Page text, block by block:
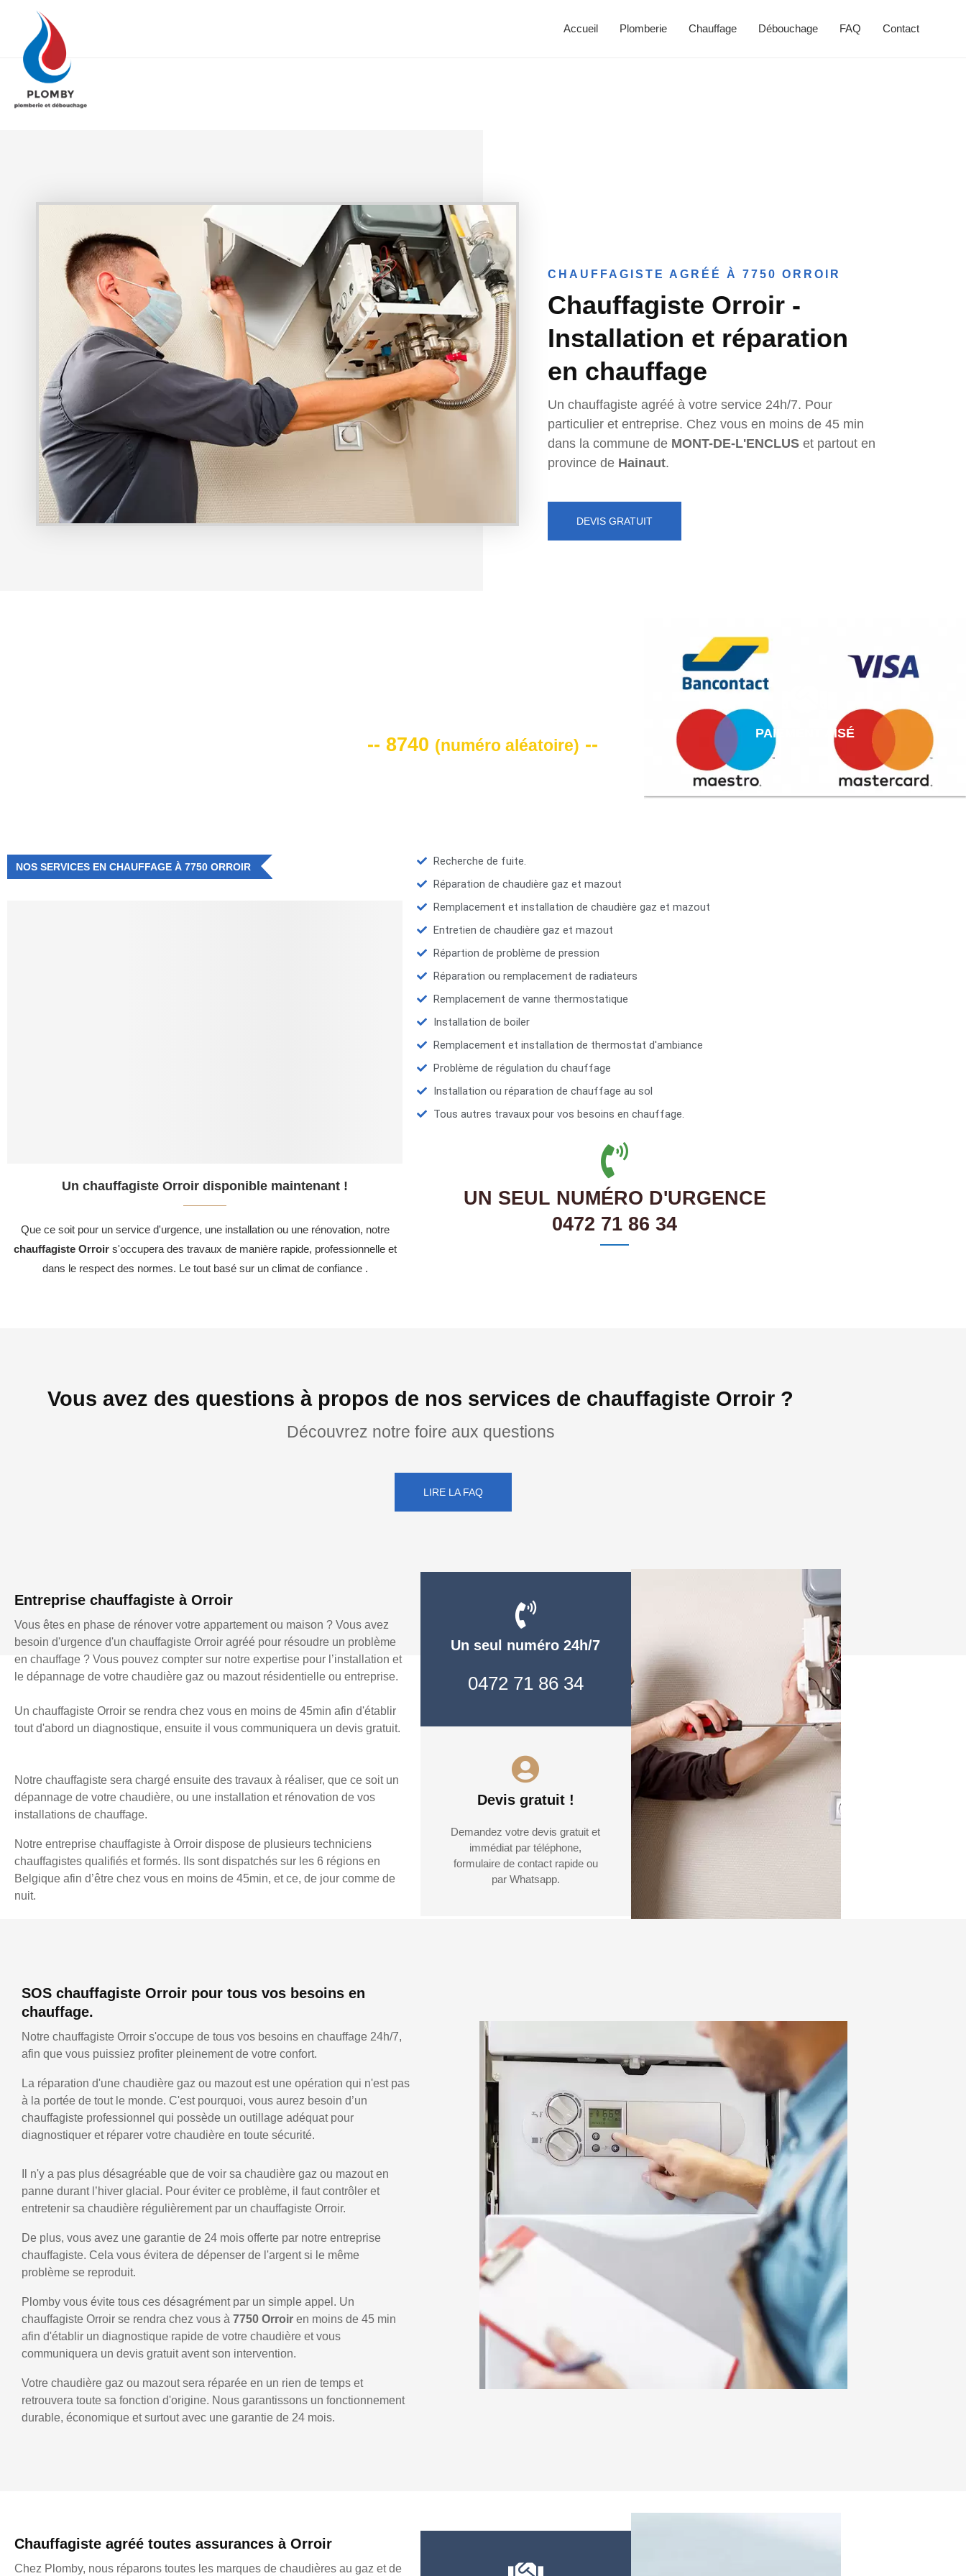
Accueil Plomberie Chauffage Débouchage FAQ Contact
CHAUFFAGISTE AGRÉÉ À 7750 ORROIR
Chauffagiste Orroir -
Installation et réparation
en chauffage
Un chauffagiste agréé à votre service 24h/7. Pour
particulier et entreprise. Chez vous en moins de 45 min
dans la commune de MONT-DE-L'ENCLUS et partout en
province de Hainaut.
DEVIS GRATUIT
-- 8740 (numéro aléatoire) --
PAIEMENT AISÉ
NOS SERVICES EN CHAUFFAGE À 7750 ORROIR
Un chauffagiste Orroir disponible maintenant !
Que ce soit pour un service d'urgence, une installation ou une rénovation, notre
chauffagiste Orroirs'occupera des travaux de manière rapide, professionnelle et
dans le respect des normes. Le tout basé sur un climat de confiance .
Recherche de fuite.
Réparation de chaudière gaz et mazout
Remplacement et installation de chaudière gaz et mazout
Entretien de chaudière gaz et mazout
Répartion de problème de pression
Réparation ou remplacement de radiateurs
Remplacement de vanne thermostatique
Installation de boiler
Remplacement et installation de thermostat d'ambiance
Problème de régulation du chauffage
Installation ou réparation de chauffage au sol
Tous autres travaux pour vos besoins en chauffage.
UN SEUL NUMÉRO D'URGENCE
0472 71 86 34
Vous avez des questions à propos de nos services de chauffagiste Orroir ?
Découvrez notre foire aux questions
LIRE LA FAQ
Entreprise chauffagiste à Orroir
Vous êtes en phase de rénover votre appartement ou maison ? Vous avez
besoin d'urgence d'un chauffagiste Orroir agréé pour résoudre un problème
en chauffage ? Vous pouvez compter sur notre expertise pour l’installation et
le dépannage de votre chaudière gaz ou mazout résidentielle ou entreprise.
Un chauffagiste Orroir se rendra chez vous en moins de 45min afin d'établir
tout d'abord un diagnostique, ensuite il vous communiquera un devis gratuit.
Notre chauffagiste sera chargé ensuite des travaux à réaliser, que ce soit un
dépannage de votre chaudière, ou une installation et rénovation de vos
installations de chauffage.
Notre entreprise chauffagiste à Orroir dispose de plusieurs techniciens
chauffagistes qualifiés et formés. Ils sont dispatchés sur les 6 régions en
Belgique afin d’être chez vous en moins de 45min, et ce, de jour comme de
nuit.
Un seul numéro 24h/7
0472 71 86 34
Devis gratuit !
Demandez votre devis gratuit et
immédiat par téléphone,
formulaire de contact rapide ou
par Whatsapp.
SOS chauffagiste Orroir pour tous vos besoins en
chauffage.
Notre chauffagiste Orroir s'occupe de tous vos besoins en chauffage 24h/7,
afin que vous puissiez profiter pleinement de votre confort.
La réparation d'une chaudière gaz ou mazout est une opération qui n'est pas
à la portée de tout le monde. C'est pourquoi, vous aurez besoin d’un
chauffagiste professionnel qui possède un outillage adéquat pour
diagnostiquer et réparer votre chaudière en toute sécurité.
Il n'y a pas plus désagréable que de voir sa chaudière gaz ou mazout en
panne durant l’hiver glacial. Pour éviter ce problème, il faut contrôler et
entretenir sa chaudière régulièrement par un chauffagiste Orroir.
De plus, vous avez une garantie de 24 mois offerte par notre entreprise
chauffagiste. Cela vous évitera de dépenser de l'argent si le même
problème se reproduit.
Plomby vous évite tous ces désagrément par un simple appel. Un
chauffagiste Orroir se rendra chez vous à 7750 Orroir en moins de 45 min
afin d'établir un diagnostique rapide de votre chaudière et vous
communiquera un devis gratuit avent son intervention.
Votre chaudière gaz ou mazout sera réparée en un rien de temps et
retrouvera toute sa fonction d'origine. Nous garantissons un fonctionnement
durable, économique et surtout avec une garantie de 24 mois.
Chauffagiste agréé toutes assurances à Orroir
Chez Plomby, nous réparons toutes les marques de chaudières au gaz et de